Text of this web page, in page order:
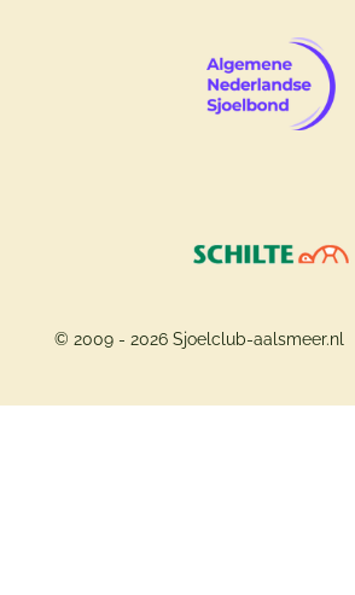
© 2009 - 2026 Sjoelclub-aalsmeer.nl